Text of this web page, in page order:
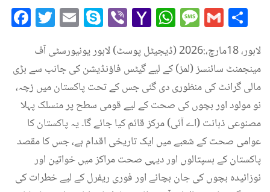
Facebook
Twitter
EmailSkype
ViberYahoo
Mail
لاہور، 18مارچ،:2026 (ڈیجیٹل پوسٹ) لاہور یونیورسٹی آف
مینجمنٹ سائنسز (لمز) کے لیے گیٹس فاؤنڈیشن کی جانب سے بڑی
مالی گرانٹ کی منظوری دی گئی جس کے تحت پاکستان میں زچہ،
نو مولود اور بچوں کی صحت کے لیے قومی سطح پر منسلک پہلا
مصنوعی ذہانت (اے آئی) مرکز قائم کیا جائے گا۔ یہ پاکستان کا
عوامی صحت کے شعبے میں ایک تاریخی اقدام ہے، جس کا مقصد
پاکستان کے ہسپتالوں اور دیہی صحت مراکز میں خواتین اور
نوزائیدہ بچوں کی جان بچانے اور فوری ریفرل کے لیے خطرات کی